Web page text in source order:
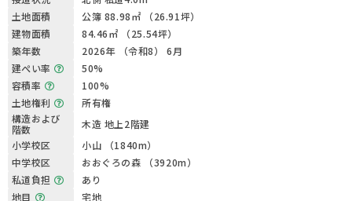
土地面積
公簿 88.98㎡ （26.91坪）
建物面積
84.46㎡ （25.54坪）
築年数
2026年 （令和8） 6月
建ぺい率
50%
容積率
100%
土地権利
所有権
構造および
階数
木造 地上2階建
小学校区
小山 （1840m）
中学校区
おおぐろの森 （3920m）
私道負担
あり
地目
宅地